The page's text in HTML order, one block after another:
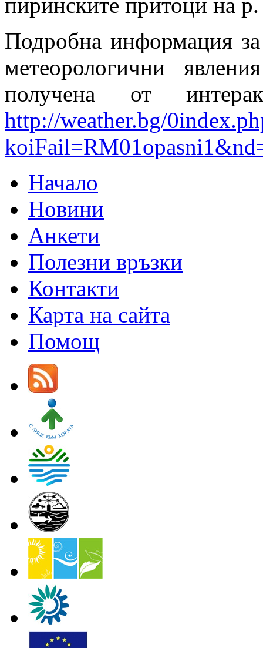
Подробна информация
метеорологични
получена от
http://weather.bg/
Начало
Новини
Анкети
Полезни връзки
Контакти
Карта на сайта
Помощ